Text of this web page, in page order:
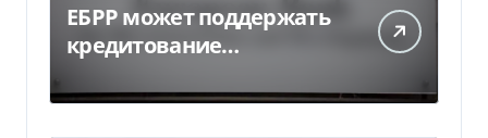
ЕБРР может поддержать
кредитование
300 млн евро — Delo.ua